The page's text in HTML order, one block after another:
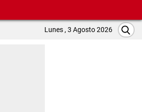
Lunes , 3 Agosto 2026